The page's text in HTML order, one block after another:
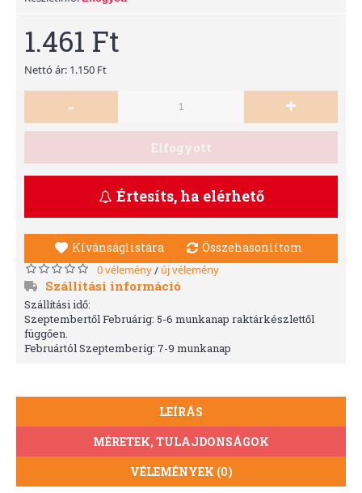
1.461 Ft
Nettó ár: 1.150 Ft
- +
Elfogyott
Értesíts, ha elérhető
Kívánságlistára Összehasonlítom
0 vélemény/ új vélemény
Szállítási információ
Szállítási idő:
Szeptembertől Februárig: 5-6 munkanap raktárkészlettől
függően.
Februártól Szeptemberig: 7-9 munkanap
LEÍRÁS
MÉRETEK, TULAJDONSÁGOK
VÉLEMÉNYEK (0)